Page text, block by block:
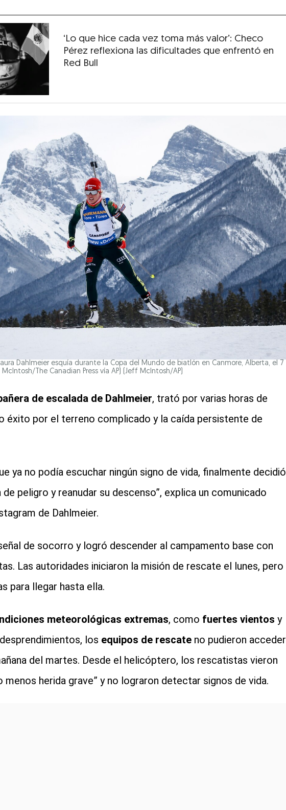
‘Lo que hice cada vez toma más valor’: Checo
Pérez reflexiona las dificultades que enfrentó en
Red Bull
Dahlmeier esquía durante la Copa del Mundo de biatlón en Canmore, Alberta, el 7
The Canadian Press vía AP)
(Jeff McIntosh/AP)
de escalada de Dahlmeier, trató por varias horas de
éxito por el terreno complicado y la caída persistente de
ya no podía escuchar ningún signo de vida, finalmente decidió
de peligro y reanudar su descenso”, explica un comunicado
de Dahlmeier.
de socorro y logró descender al campamento base con
Las autoridades iniciaron la misión de rescate el lunes, pero
para llegar hasta ella.
meteorológicas extremas, como fuertes vientos y
los equipos de rescateno pudieron acceder
del martes. Desde el helicóptero, los rescatistas vieron
menos herida grave” y no lograron detectar signos de vida.